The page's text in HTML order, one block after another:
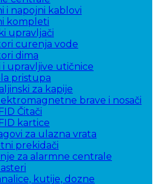
i napojni kablovi
kompleti
upravljači
curenja vode
dima
i upravljive utičnice
pristupa
za kapije
brave i nosači
Čitači
kartice
za ulazna vrata
prekidači
za alarmne centrale
kutije, dozne